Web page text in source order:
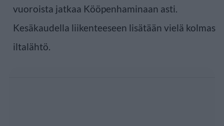
vuoroista jatkaa Kööpenhaminaan asti.
Kesäkaudella liikenteeseen lisätään vielä kolmas
iltalähtö.